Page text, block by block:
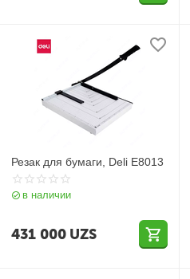
Резак для бумаги, Deli E8013
в наличии
431 000 UZS